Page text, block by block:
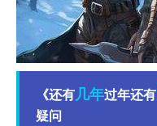
《还有几年过年还有
疑问